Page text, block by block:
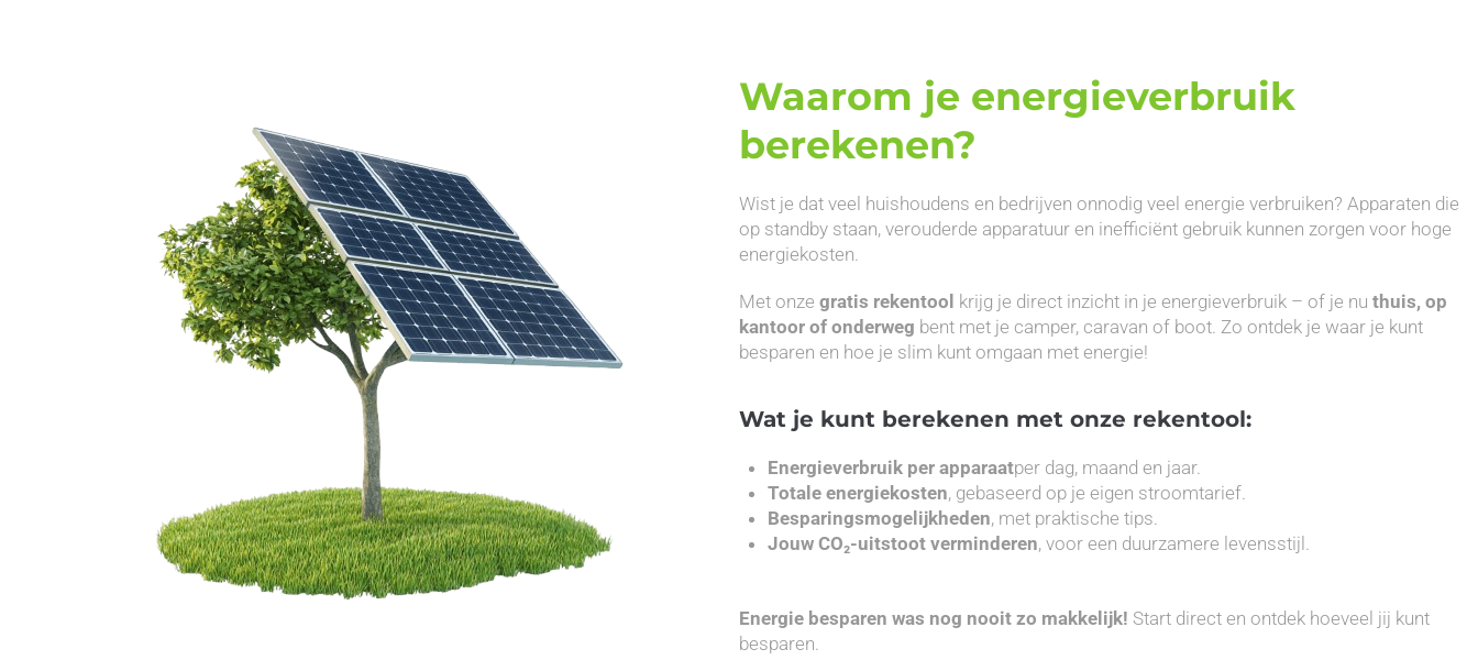
Waarom je energieverbruik
berekenen?
Wist je dat veel huishoudens en bedrijven onnodig veel energie verbruiken? Apparaten die
op standby staan, verouderde apparatuur en inefficiënt gebruik kunnen zorgen voor hoge
energiekosten.
Met onze gratis rekentool krijg je direct inzicht in je energieverbruik – of je nu thuis, op
kantoor of onderweg bent met je camper, caravan of boot. Zo ontdek je waar je kunt
besparen en hoe je slim kunt omgaan met energie!
Wat je kunt berekenen met onze rekentool:
Energieverbruik per apparaatper dag, maand en jaar.
Totale energiekosten, gebaseerd op je eigen stroomtarief.
Besparingsmogelijkheden, met praktische tips.
Jouw CO₂-uitstoot verminderen, voor een duurzamere levensstijl.
Energie besparen was nog nooit zo makkelijk! Start direct en ontdek hoeveel jij kunt
besparen.